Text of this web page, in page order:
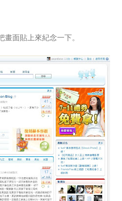
面貼上來紀念一下。